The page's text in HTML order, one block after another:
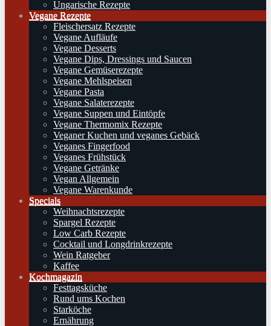
Ungarische Rezepte
Vegane Rezepte
Fleischersatz Rezepte
Vegane Aufläufe
Vegane Desserts
Vegane Dips, Dressings und Saucen
Vegane Gemüserezepte
Vegane Mehlspeisen
Vegane Pasta
Vegane Salaterezepte
Vegane Suppen und Eintöpfe
Vegane Thermomix Rezepte
Veganer Kuchen und veganes Gebäck
Veganes Fingerfood
Veganes Frühstück
Vegane Getränke
Vegan Allgemein
Vegane Warenkunde
Specials
Weihnachtsrezepte
Spargel Rezepte
Low Carb Rezepte
Cocktail und Longdrinkrezepte
Wein Ratgeber
Kaffee
Kochmagazin
Festtagsküche
Rund ums Kochen
Starköche
Ernährung